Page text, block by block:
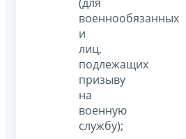
военнообязанных
и
лиц,
подлежащих
призыву
на
военную
службу);